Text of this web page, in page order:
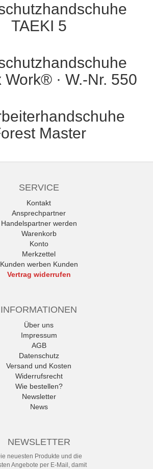
TAEKI 5
· W.-Nr. 550
Master
SERVICE
Kontakt
Ansprechpartner
Handelspartner werden
Warenkorb
Konto
Merkzettel
Kunden werben Kunden
Vertrag widerrufen
INFORMATIONEN
Über uns
Impressum
AGB
Datenschutz
Versand und Kosten
Widerrufsrecht
Wie bestellen?
Newsletter
News
NEWSLETTER
neuesten Produkte und die
Angebote per E-Mail, damit